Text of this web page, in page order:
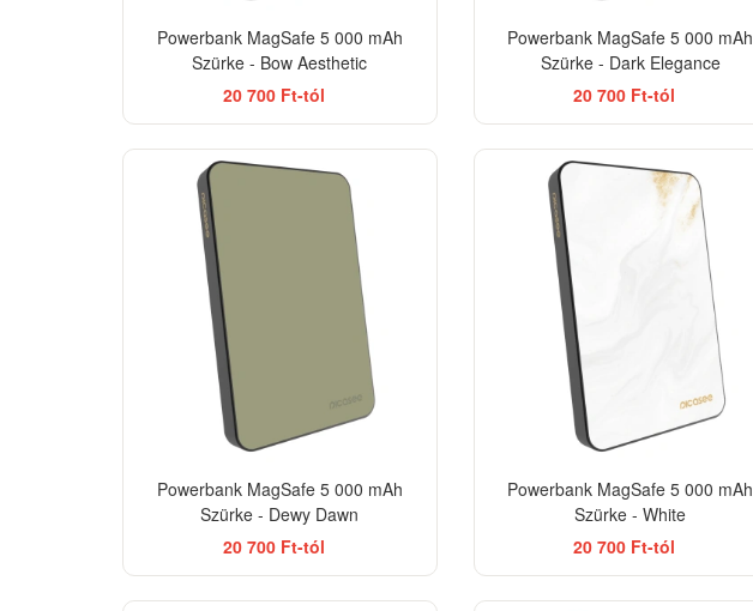
Powerbank MagSafe 5 000 mAh
Szürke - Bow Aesthetic
20 700 Ft-tól
Powerbank MagSafe 5 000 mAh
Szürke - Dark Elegance
20 700 Ft-tól
Powerbank MagSafe 5 000 mAh
Szürke - Dewy Dawn
20 700 Ft-tól
Powerbank MagSafe 5 000 mAh
Szürke - White
20 700 Ft-tól